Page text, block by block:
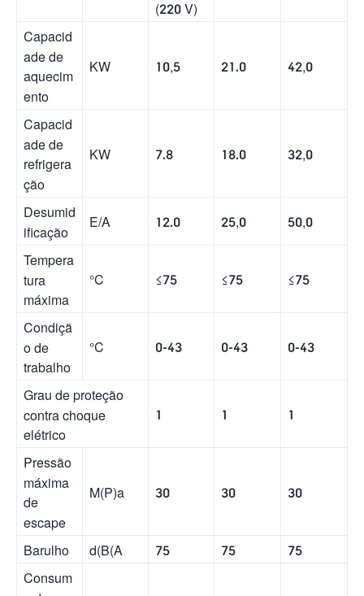
(220 V)
Capacid
ade de
aquecim
ento
KW 10,5 21.0 42,0
Capacid
ade de
refrigera
ção
KW 7.8 18.0 32,0
Desumid
ificação
E/A 12.0 25,0 50,0
Tempera
tura
máxima
°C ≤75 ≤75 ≤75
Condiçã
o de
trabalho
°C 0-43 0-43 0-43
Grau de proteção
contra choque
elétrico
1 1 1
Pressão
máxima
de
escape
M(P)a 30 30 30
Barulho d(B(A 75 75
75
Consum